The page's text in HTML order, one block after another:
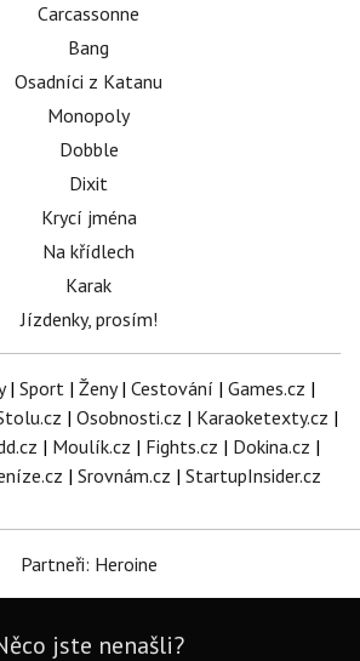
Carcassonne
Bang
Osadníci z Katanu
Monopoly
Dobble
Dixit
Krycí jména
Na křídlech
Karak
Jízdenky, prosím!
| Sport | Ženy| Cestování | Games.cz |
| Osobnosti.cz | Karaoketexty.cz |
| Moulík.cz | Fights.cz | Dokina.cz |
| Srovnám.cz | StartupInsider.cz
Partneři: Heroine
jste nenašli?